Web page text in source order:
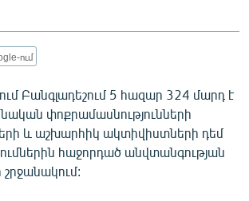
ում
Բանգլադեշում 5 հազար 324 մարդ է
փոքրամասնությունների
և աշխարհիկ ակտիվիստների դեմ
հաջորդած անվտանգության
շրջանակում: